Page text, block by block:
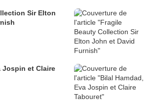
Sir Elton
Jospin et Claire